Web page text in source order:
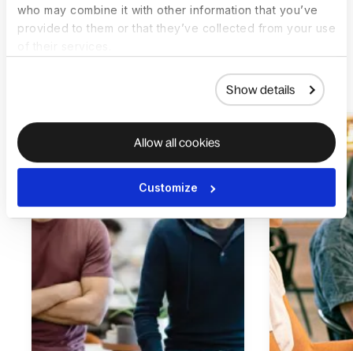
who may combine it with other information that you’ve
provided to them or that they’ve collected from your use
Show details
Allow all cookies
Customize
More customer stories